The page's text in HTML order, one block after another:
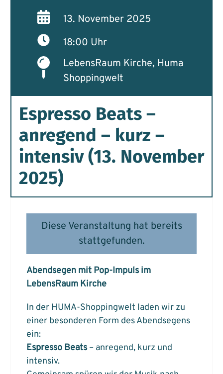
13. November 2025
18:00 Uhr
LebensRaum Kirche, Huma
Shoppingwelt
Espresso Beats –
anregend – kurz –
intensiv (13. November
2025)
Diese Veranstaltung hat bereits
stattgefunden.
Abendsegen mit Pop-Impuls im
LebensRaum Kirche
In der HUMA-Shoppingwelt laden wir zu
einer besonderen Form des Abendsegens
ein:
Espresso Beats– anregend, kurz und
intensiv.